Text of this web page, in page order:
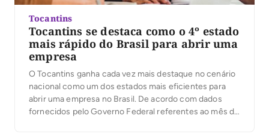
Tocantins
Tocantins se destaca como o 4º estado
mais rápido do Brasil para abrir uma
empresa
O Tocantins ganha cada vez mais destaque no cenário
nacional como um dos estados mais eficientes para
abrir uma empresa no Brasil. De acordo com dados
fornecidos pelo Governo Federal referentes ao mês de